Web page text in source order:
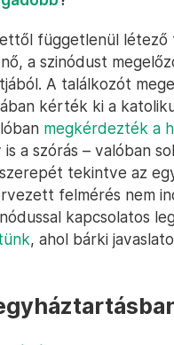
függetlenül létező
a szinódust
A találkozót
kérték ki a
megkérdezték a
a szórás – valóban
tekintve az
felmérés nem
kapcsolatos
, ahol bárki